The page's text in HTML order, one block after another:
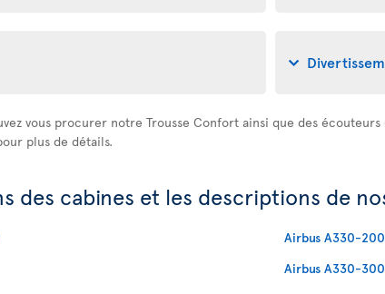
vous procurer notre Trousse Confort ainsi que des
plus de détails.
des cabines et les descriptions de
Airbus A330-200
Airbus A330-300